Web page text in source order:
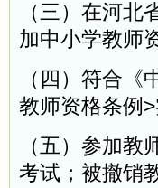
（三）在河
加中小学教师
（四）符合
教师资格条例
（五）参加
考试；被撤销